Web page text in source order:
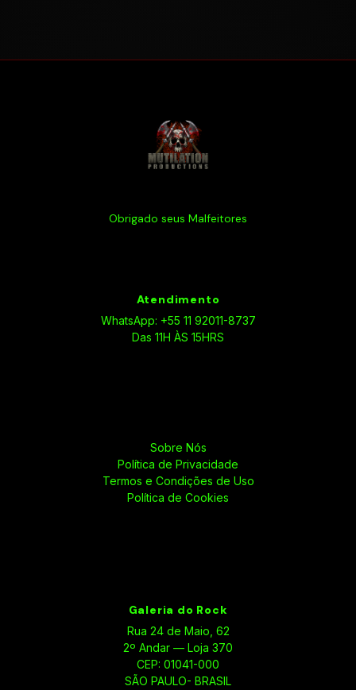
Obrigado seus Malfeitores
Atendimento
WhatsApp: +55 11 92011-8737
Das 11H ÀS 15HRS
Sobre Nós
Política de Privacidade
Termos e Condições de Uso
Política de Cookies
Galeria do Rock
Rua 24 de Maio, 62
2º Andar — Loja 370
CEP: 01041-000
SÃO PAULO- BRASIL